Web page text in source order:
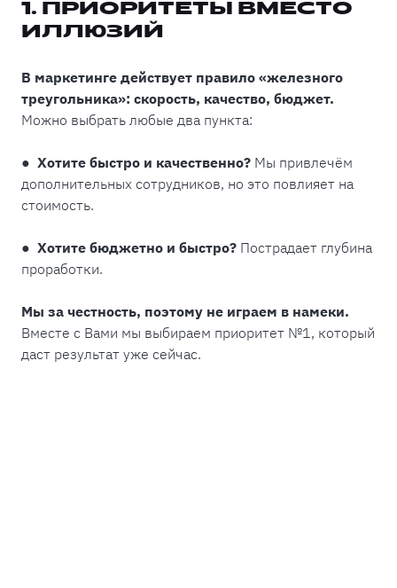
1. ПРИОРИТЕТЫ ВМЕСТО
ИЛЛЮЗИЙ
В маркетинге действует правило «железного
треугольника»: скорость, качество, бюджет.
Можно выбрать любые два пункта:
● Хотите быстро и качественно? Мы привлечём
дополнительных сотрудников, но это повлияет на
стоимость.
● Хотите бюджетно и быстро? Пострадает глубина
проработки.
Мы за честность, поэтому не играем в намеки.
Вместе с Вами мы выбираем приоритет №1, который
даст результат уже сейчас.